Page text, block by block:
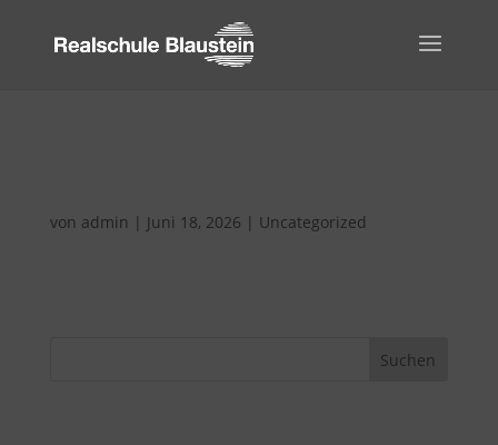
von admin | Juni 18, 2026 | Uncategorized
Suchen